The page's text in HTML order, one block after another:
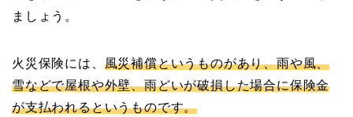
ましょう。
火災保険には、 風災補償というものがあり、雨や風、
雪などで屋根や外壁、雨どいが破損した場合に保険金
が支払われるというものです。